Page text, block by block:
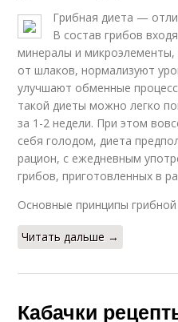
Грибная диета —
В состав грибов
минералы и
от шлаков, нормализуют
улучшают обменные
такой диеты можно легко
за 1-2 недели. При этом
себя голодом, диета
рацион, с ежедневным
грибов, приготовленных в
Основные принципы
Читать дальше →
Кабачки